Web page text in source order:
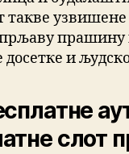
такве узвишене
досетке и
слот